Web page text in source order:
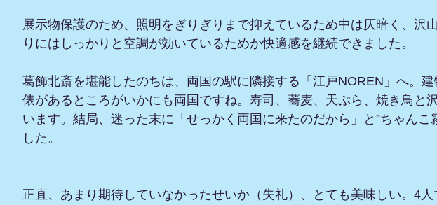
展示物保護のため、照明をぎりぎりまで抑えているため中は仄暗く、沢
りにはしっかりと空調が効いているためか快適感を継続できました。
葛飾北斎を堪能したのちは、両国の駅に隣接する「江戸NOREN」へ。
俵があるところがいかにも両国ですね。寿司、蕎麦、天ぷら、焼き鳥と
います。結局、迷った末に「せっかく両国に来たのだから」と”ちゃんこ
した。
正直、あまり期待していなかったせいか（失礼）、とても美味しい。4